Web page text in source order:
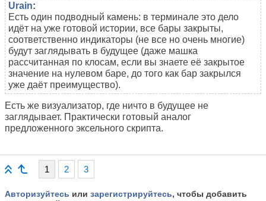
Urain:
Есть один подводный камень: в терминале это дело
идёт на уже готовой истории, все бары закрыты,
соответственно индикаторы (не все но очень многие)
будут заглядывать в будущее (даже машка
рассчитанная по клосам, если вы знаете её закрытое
значение на нулевом баре, до того как бар закрылся
уже даёт преимущество).
Есть же визуализатор, где ничто в будущее не
заглядывает. Практически готовый аналог
предложенного эксельного скрипта.
1 2 3
Авторизуйтесь или зарегистрируйтесь, чтобы добавить